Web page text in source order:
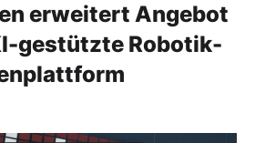
erweitert Angebot
gestützte Robotik-